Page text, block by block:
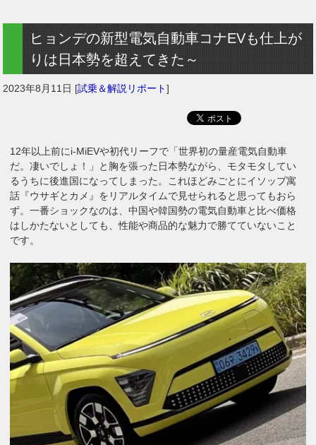
ヒョンデの新型電気自動車コナEVも仕上が
りは日本勢を超えてきた～
2023年8月11日 [試乗＆解説リポート]
12年以上前にi-MiEVや初代リーフで「世界初の量産電気自動車
だ。凄いでしょ！」と胸を張った日本勢ながら、モタモタしてい
るうちに後進国になってしまった。これほどみごとにイソップ寓
話『ウサギとカメ』をリアルタイムで見せられると思ってもおら
ず。一番ショックなのは、中国や韓国勢の電気自動車と比べ価格
はしかたないとしても、性能や商品的な魅力で勝てていないこと
です。